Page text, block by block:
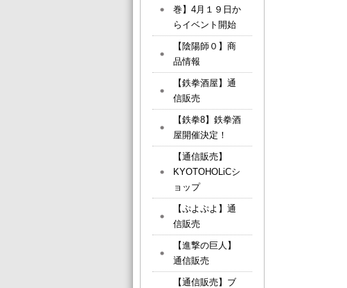
巻】4月１９日か
らイベント開始
【陰陽師０】商
品情報
【鉄拳酒屋】通
信販売
【鉄拳8】鉄拳酒
屋開催決定！
【通信販売】
KYOTOHOLiCシ
ョップ
【ぷよぷよ】通
信販売
【進撃の巨人】
通信販売
【通信販売】ブ